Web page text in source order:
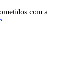
com a